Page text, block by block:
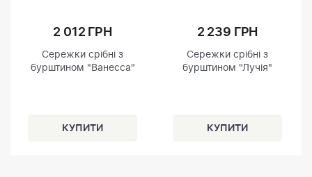
2 012 ГРН
Сережки срібні з
бурштином "Ванесса"
2 239 ГРН
Сережки срібні з
бурштином "Лучія"